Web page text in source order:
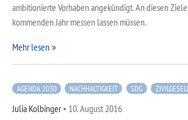
ambitionierte Vorhaben angekündigt. An diesen
kommenden Jahr messen lassen müssen.
Mehr lesen
AGENDA 2030 NACHHALTIGKEIT SDG
Julia Kolbinger• 10. August 2016